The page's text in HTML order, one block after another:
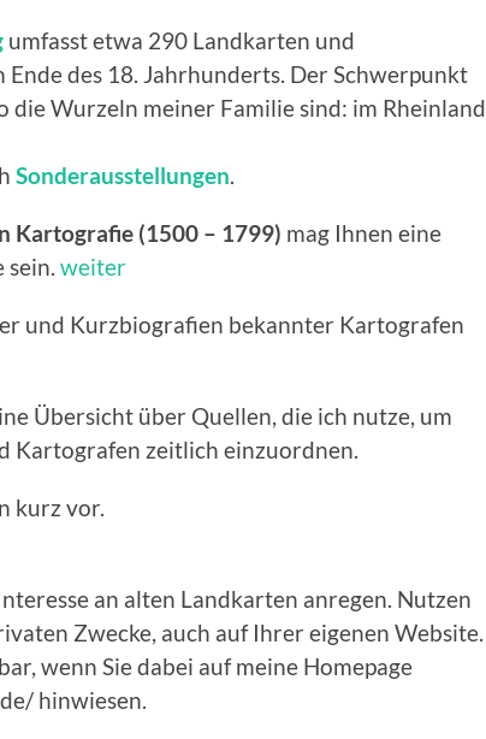
umfasst etwa 290 Landkarten und
des 18. Jahrhunderts. Der Schwerpunkt
die Wurzeln meiner Familie sind: im Rheinland
Sonderausstellungen.
Kartografie (1500 – 1799) mag Ihnen eine
sein. weiter
und Kurzbiografien bekannter Kartografen
Übersicht über Quellen, die ich nutze, um
Kartografen zeitlich einzuordnen.
kurz vor.
an alten Landkarten anregen. Nutzen
Zwecke, auch auf Ihrer eigenen Website.
wenn Sie dabei auf meine Homepage
hinwiesen.